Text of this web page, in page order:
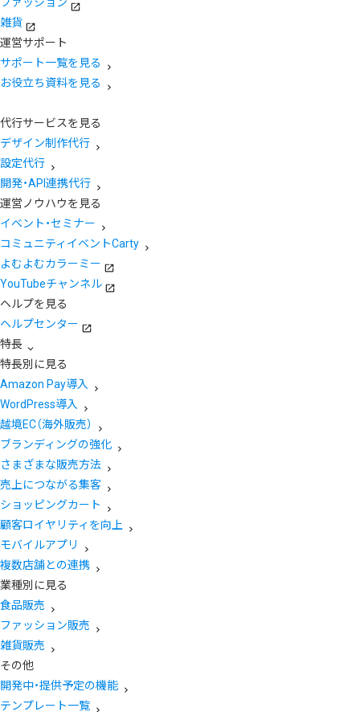
雑貨
運営サポート
サポート一覧を見る
お役立ち資料を見る
代行サービスを見る
デザイン制作代行
設定代行
開発・API連携代行
運営ノウハウを見る
イベント・セミナー
コミュニティイベントCarty
よむよむカラーミー
YouTubeチャンネル
ヘルプを見る
ヘルプセンター
特長
特長別に見る
Amazon Pay導入
WordPress導入
越境EC（海外販売）
ブランディングの強化
さまざまな販売方法
売上につながる集客
ショッピングカート
顧客ロイヤリティを向上
モバイルアプリ
複数店舗との連携
業種別に見る
食品販売
ファッション販売
雑貨販売
その他
開発中・提供予定の機能
テンプレート一覧